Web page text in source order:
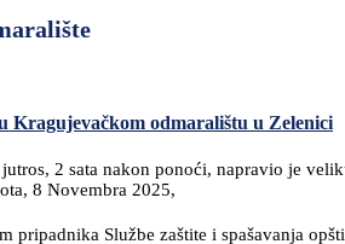
Kragujevačkom odmaralištu u Zelenici
2 sata nakon ponoći, napravio je
8 Novembra 2025,
pripadnika Službe zaštite i spašavanja